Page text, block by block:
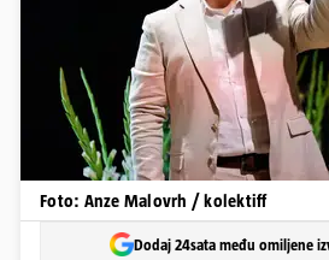
Foto: Anze Malovrh / kolektiff
Dodaj 24sata među omiljene